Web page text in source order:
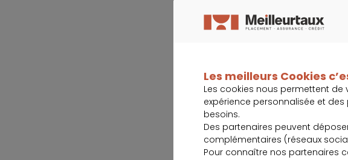
La
conso
Les meilleurs Cookies
Les cookies nous permettent de
expérience personnalisée et
besoins.
Des partenaires peuvent
complémentaires (réseaux
Pour connaître nos partenaires